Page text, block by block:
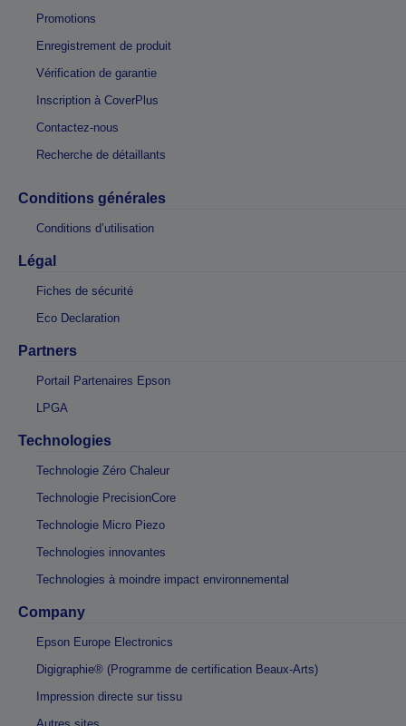
Promotions
Enregistrement de produit
Vérification de garantie
Inscription à CoverPlus
Contactez-nous
Recherche de détaillants
Conditions générales
Conditions d’utilisation
Légal
Fiches de sécurité
Eco Declaration
Partners
Portail Partenaires Epson
LPGA
Technologies
Technologie Zéro Chaleur
Technologie PrecisionCore
Technologie Micro Piezo
Technologies innovantes
Technologies à moindre impact environnemental
Company
Epson Europe Electronics
Digigraphie® (Programme de certification Beaux-Arts)
Impression directe sur tissu